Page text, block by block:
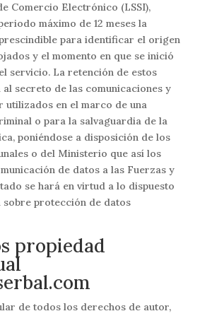
Comercio Electrónico (LSSI),
máximo de 12 meses la
para identificar el origen
y el momento en que se inició
servicio. La retención de estos
al secreto de las comunicaciones y
utilizados en el marco de una
o para la salvaguardia de la
poniéndose a disposición de los
o del Ministerio que así­ los
de datos a las Fuerzas y
se hará en virtud a lo dispuesto
sobre protección de datos
propiedad
de todos los derechos de autor,